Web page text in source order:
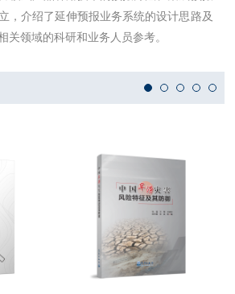
，介绍了延伸预报业务系统的设计思路及
关领域的科研和业务人员参考。